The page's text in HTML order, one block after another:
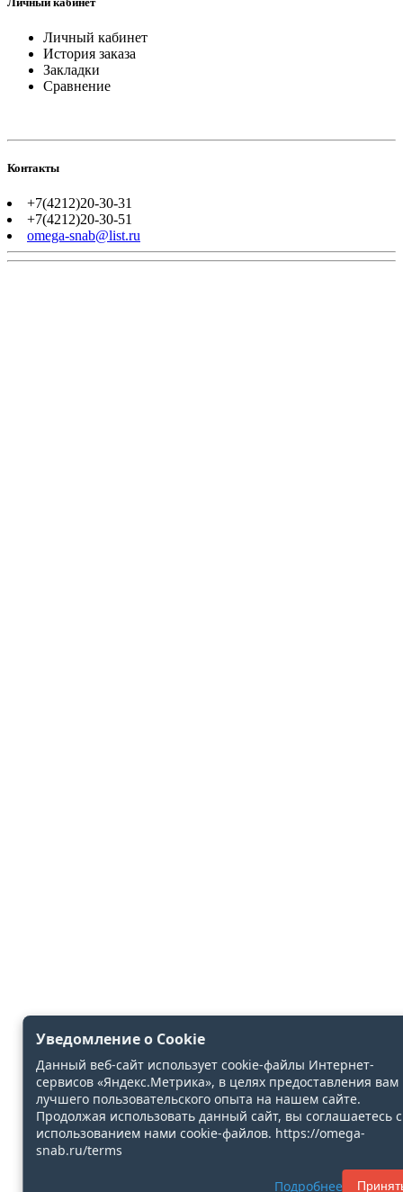
Личный кабинет
История заказа
Закладки
Сравнение
Контакты
+7(4212)20-30-31
+7(4212)20-30-51
omega-snab@list.ru
Уведомление о Cookie
Данный веб-сайт использует cookie-файлы Интернет-
сервисов «Яндекс.Метрика», в целях предоставления вам
лучшего пользовательского опыта на нашем сайте.
Продолжая использовать данный сайт, вы соглашаетесь с
использованием нами cookie-файлов. https://omega-
snab.ru/terms
Подробнее